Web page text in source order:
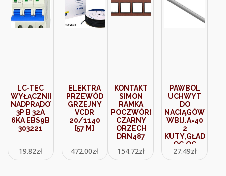
LC-TEC
WYŁĄCZNIK
NADPRĄDOWY
3P B 32A
6KA EBS9B
303221
19.82zł
ELEKTRA
PRZEWÓD
GRZEJNY
VCDR
20/1140
[57 M]
472.00zł
KONTAKT
SIMON
RAMKA
POCZWÓRNA
CZARNY
ORZECH
DRN487
154.72zł
PAWBOL
UCHWYT
DO
NACIĄGÓW
WBIJ.A=40
2
KUTY,GŁADKI
OC.OG
R.8098
27.49zł